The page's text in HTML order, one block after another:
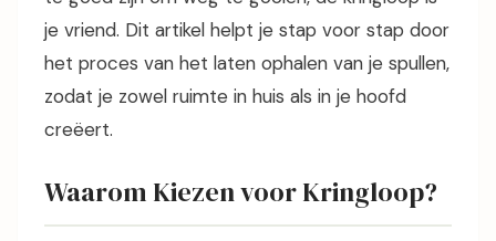
je vriend. Dit artikel helpt je stap voor stap door
het proces van het laten ophalen van je spullen,
zodat je zowel ruimte in huis als in je hoofd
creëert.
Waarom Kiezen voor Kringloop?